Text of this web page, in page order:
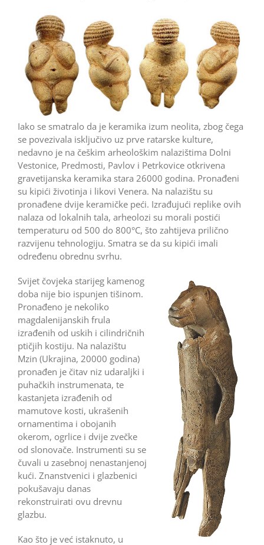
Iako se smatralo da je keramika izum neolita, zbog čega
se povezivala isključivo uz prve ratarske kulture,
nedavno je na češkim arheološkim nalazištima Dolni
Vestonice, Predmosti, Pavlov i Petrkovice otkrivena
gravetijanska keramika stara 26000 godina. Pronađeni
su kipići životinja i likovi Venera. Na nalazištu su
pronađene dvije keramičke peći. Izrađujući replike ovih
nalaza od lokalnih tala, arheolozi su morali postići
temperaturu od 500 do 800°C, što zahtijeva prilično
razvijenu tehnologiju. Smatra se da su kipići imali
određenu obrednu svrhu.
Svijet čovjeka starijeg kamenog
doba nije bio ispunjen tišinom.
Pronađeno je nekoliko
magdalenijanskih frula
izrađenih od uskih i cilindričnih
ptičjih kostiju. Na nalazištu
Mzin (Ukrajina, 20000 godina)
pronađen je čitav niz udaraljki i
puhačkih instrumenata, te
kastanjeta izrađenih od
mamutove kosti, ukrašenih
ornamentima i obojanih
okerom, ogrlice i dvije zvečke
od slonovače. Instrumenti su se
čuvali u zasebnoj nenastanjenoj
kući. Znanstvenici i glazbenici
pokušavaju danas
rekonstruirati ovu drevnu
glazbu.
Kao što je već istaknuto, u